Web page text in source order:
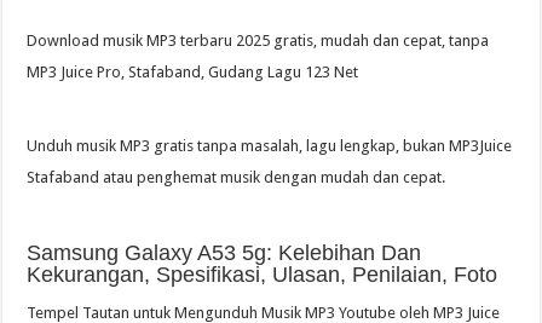
Download musik MP3 terbaru 2025 gratis, mudah dan cepat, tanpa
MP3 Juice Pro, Stafaband, Gudang Lagu 123 Net
Unduh musik MP3 gratis tanpa masalah, lagu lengkap, bukan MP3Juice
Stafaband atau penghemat musik dengan mudah dan cepat.
Samsung Galaxy A53 5g: Kelebihan Dan
Kekurangan, Spesifikasi, Ulasan, Penilaian, Foto
Tempel Tautan untuk Mengunduh Musik MP3 Youtube oleh MP3 Juice